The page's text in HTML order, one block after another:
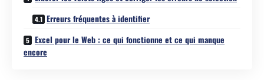
Erreurs fréquentes à identifier
Excel pour le Web : ce qui fonctionne et ce qui manque
encore